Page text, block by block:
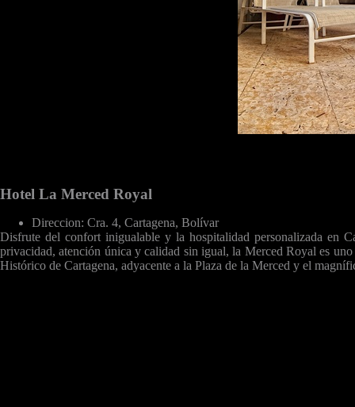
Hotel La Merced Royal
Direccion: Cra. 4, Cartagena, Bolívar
Disfrute del confort inigualable y la hospitalidad personalizada en
privacidad, atención única y calidad sin igual, la Merced Royal es
Histórico de Cartagena, adyacente a la Plaza de la Merced y el